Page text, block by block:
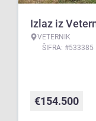
Izlaz iz
VETERNIK
ŠIFRA: #533385
€154.500